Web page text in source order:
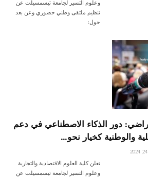
وعلوم التسير لجامعة تيسمسيلت عن
تنظيم ملتقى وطني حضوري وعن بعد
حول:
دور الذكاء الاصطناعي في دعم
والوطنية كخيار نحو…
تعلن كلية العلوم الاقتصادية والتجارية
وعلوم التسير لجامعة تيسمسيلت عن